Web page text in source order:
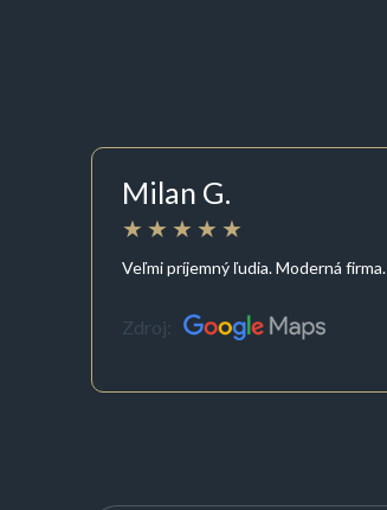
Milan G.
Veľmi príjemný ľudia. Moderná firma.
Zdroj: